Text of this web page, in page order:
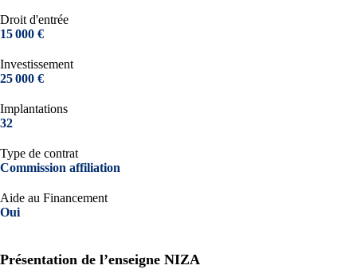
Droit d'entrée
15 000 €
Investissement
25 000 €
Implantations
32
Type de contrat
Commission affiliation
Aide au Financement
Oui
Présentation de l’enseigne NIZA